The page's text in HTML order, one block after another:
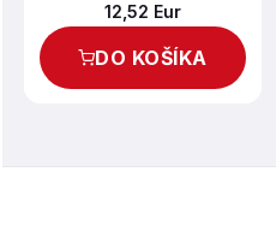
12,52 Eur
DO KOŠÍKA